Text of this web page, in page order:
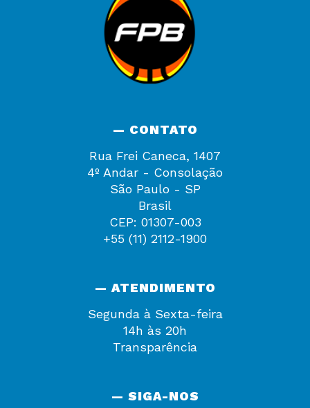
— CONTATO
Rua Frei Caneca, 1407
4º Andar - Consolação
São Paulo - SP
Brasil
CEP: 01307-003
+55 (11) 2112-1900
— ATENDIMENTO
Segunda à Sexta-feira
14h às 20h
Transparência
— SIGA-NOS